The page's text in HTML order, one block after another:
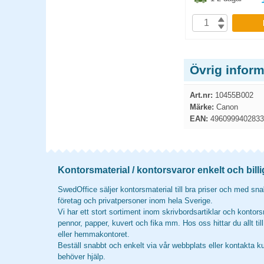
Övrig
Art.nr: 10455B002
Märke: Canon
EAN: 4960999402833
Kontorsmaterial / kontorsvaror enkelt och
SwedOffice säljer kontorsmaterial till bra priser och med
företag och privatpersoner inom hela Sverige.
Vi har ett stort sortiment inom skrivbordsartiklar och
pennor, papper, kuvert och fika mm. Hos oss hittar du allt
eller hemmakontoret.
Beställ snabbt och enkelt via vår webbplats eller kontakta
behöver hjälp.